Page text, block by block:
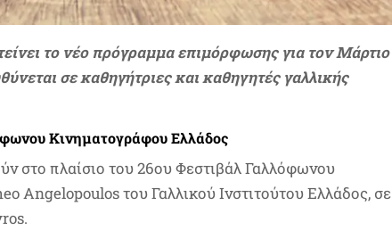
το νέο πρόγραμμα επιμόρφωσης για τον Μάρτιο
σε καθηγήτριες και καθηγητές γαλλικής
Κινηματογράφου Ελλάδος
στο πλαίσιο του 26ου Φεστιβάλ Γαλλόφωνου
Angelopoulos του Γαλλικού Ινστιτούτου Ελλάδος, σε